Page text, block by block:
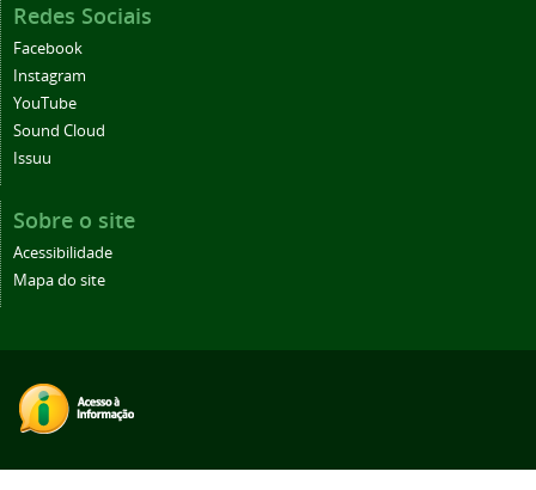
Redes Sociais
Facebook
Instagram
YouTube
Sound Cloud
Issuu
Sobre o site
Acessibilidade
Mapa do site